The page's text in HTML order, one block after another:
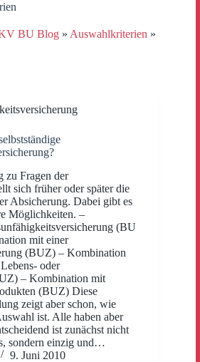
BU Blog » Auswahlkriterien »
zu Fragen der
sich früher oder später die
Absicherung. Dabei gibt es
Möglichkeiten. –
(BU
mit einer
(BUZ) – Kombination
oder
– Kombination mit
(BUZ) Diese
zeigt aber schon, wie
ist. Alle haben aber
ist zunächst nicht
sondern einzig und…
9. Juni 2010